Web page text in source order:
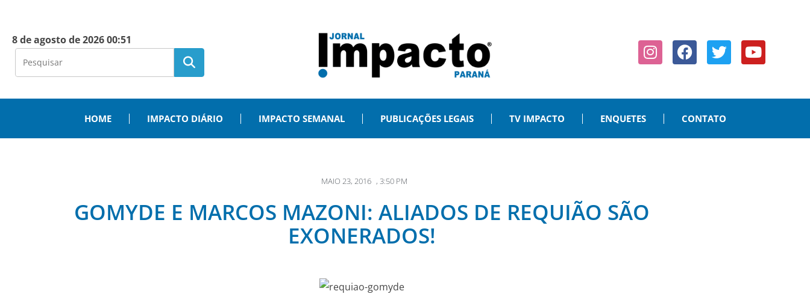
8 de agosto de 2026 00:51
HOME IMPACTO DIÁRIO IMPACTO SEMANAL PUBLICAÇÕES LEGAIS TV IMPACTO ENQUETES CONTATO
MAIO 23, 2016 , 3:50 PM
GOMYDE E MARCOS MAZONI: ALIADOS DE REQUIÃO SÃO
EXONERADOS!